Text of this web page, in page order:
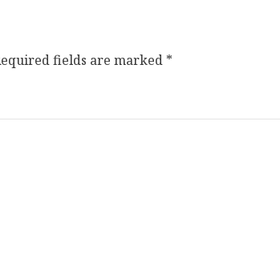
fields are marked *